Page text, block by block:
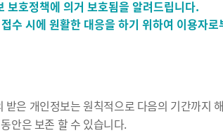
보호정책에 의거 보호됨을 알려드립니다.
수 시에 원활한 대응을 하기 위하여 이용자
은 개인정보는 원칙적으로 다음의 기간까
안은 보존 할 수 있습니다.